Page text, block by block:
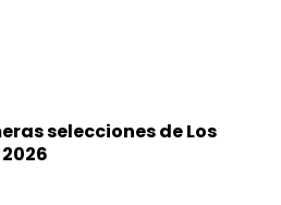
selecciones de Los